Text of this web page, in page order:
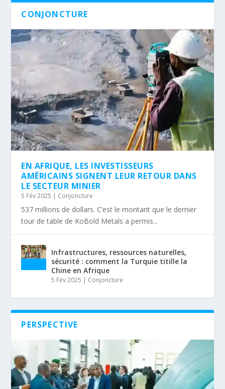
CONJONCTURE
EN AFRIQUE, LES INVESTISSEURS
AMÉRICAINS SIGNENT LEUR RETOUR DANS
LE SECTEUR MINIER
5 Fév 2025 Conjoncture
537 millions de dollars. C’est le montant que le dernier
tour de table de KoBold Metals a permis...
Infrastructures, ressources naturelles,
sécurité : comment la Turquie titille la
Chine en Afrique
5 Fév 2025 Conjoncture
PERSPECTIVE